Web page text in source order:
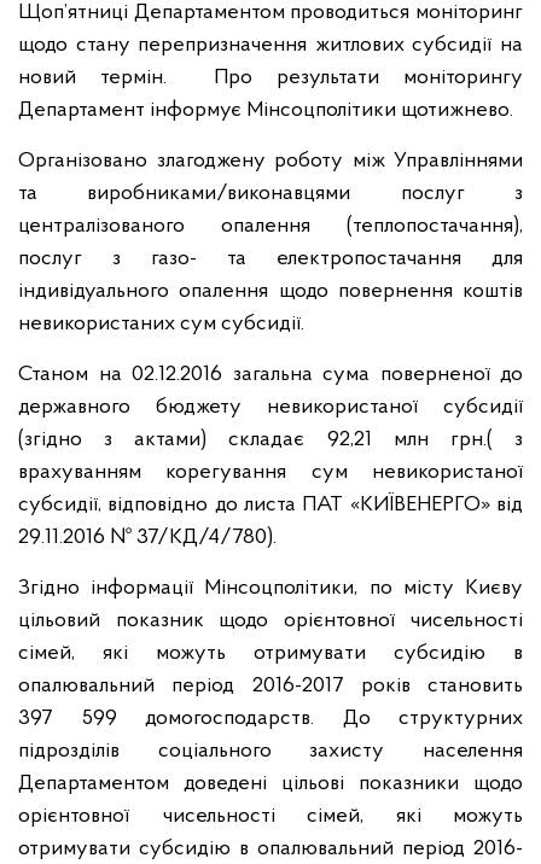
Щоп’ятниці Департаментом проводиться моніторинг
щодо стану перепризначення житлових субсидії на
новий термін. Про результати моніторингу
Департамент інформує Мінсоцполітики щотижнево.
Організовано злагоджену роботу між Управліннями
та виробниками/виконавцями послуг з
централізованого опалення (теплопостачання),
послуг з газо- та електропостачання для
індивідуального опалення щодо повернення коштів
невикористаних сум субсидії.
Станом на 02.12.2016 загальна сума поверненої до
державного бюджету невикористаної субсидії
(згідно з актами) складає 92,21 млн грн.( з
врахуванням корегування сум невикористаної
субсидії, відповідно до листа ПАТ «КИЇВЕНЕРГО» від
29.11.2016 № 37/КД/4/780).
Згідно інформації Мінсоцполітики, по місту Києву
цільовий показник щодо орієнтовної чисельності
сімей, які можуть отримувати субсидію в
опалювальний період 2016-2017 років становить
397 599 домогосподарств. До структурних
підрозділів соціального захисту населення
Департаментом доведені цільові показники щодо
орієнтовної чисельності сімей, які можуть
отримувати субсидію в опалювальний період 2016-